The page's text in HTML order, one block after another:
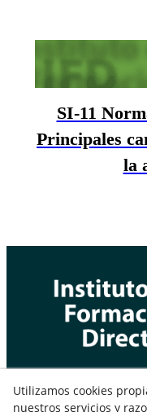
SI-11
Principales
la
08007 Barcelona -
Utilizamos cookies
nuestros servicios y